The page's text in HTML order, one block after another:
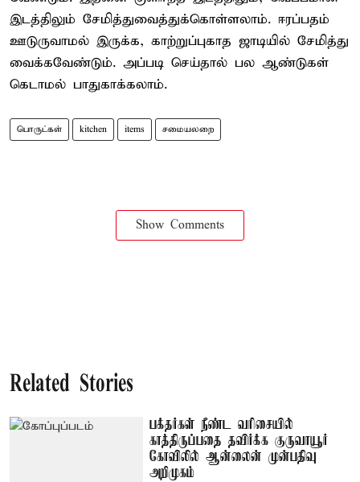
இடத்திலும் சேமித்துவைத்துக்கொள்ளலாம். ஈரப்பதம்
ஊடுருவாமல் இருக்க, காற்றுப்புகாத ஜாடியில் சேமித்து
வைக்கவேண்டும். அப்படி செய்தால் பல ஆண்டுகள்
கெடாமல் பாதுகாக்கலாம்.
பொருட்கள் kitchen items சமையலறை
Show Comments
Related Stories
பக்தர்கள் நீண்ட வரிசையில்
காத்திருப்பதை தவிர்க்க குருவாயூர்
கோவிலில் ஆன்லைன் முன்பதிவு
அறிமுகம்